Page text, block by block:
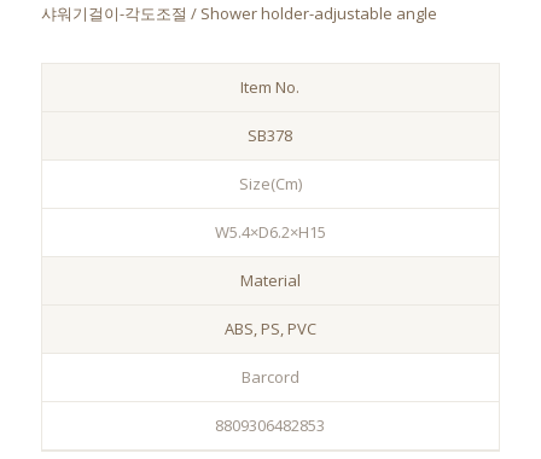
샤워기걸이-각도조절 / Shower holder-adjustable angle
Item No.
SB378
Size(Cm)
W5.4×D6.2×H15
Material
ABS, PS, PVC
Barcord
8809306482853